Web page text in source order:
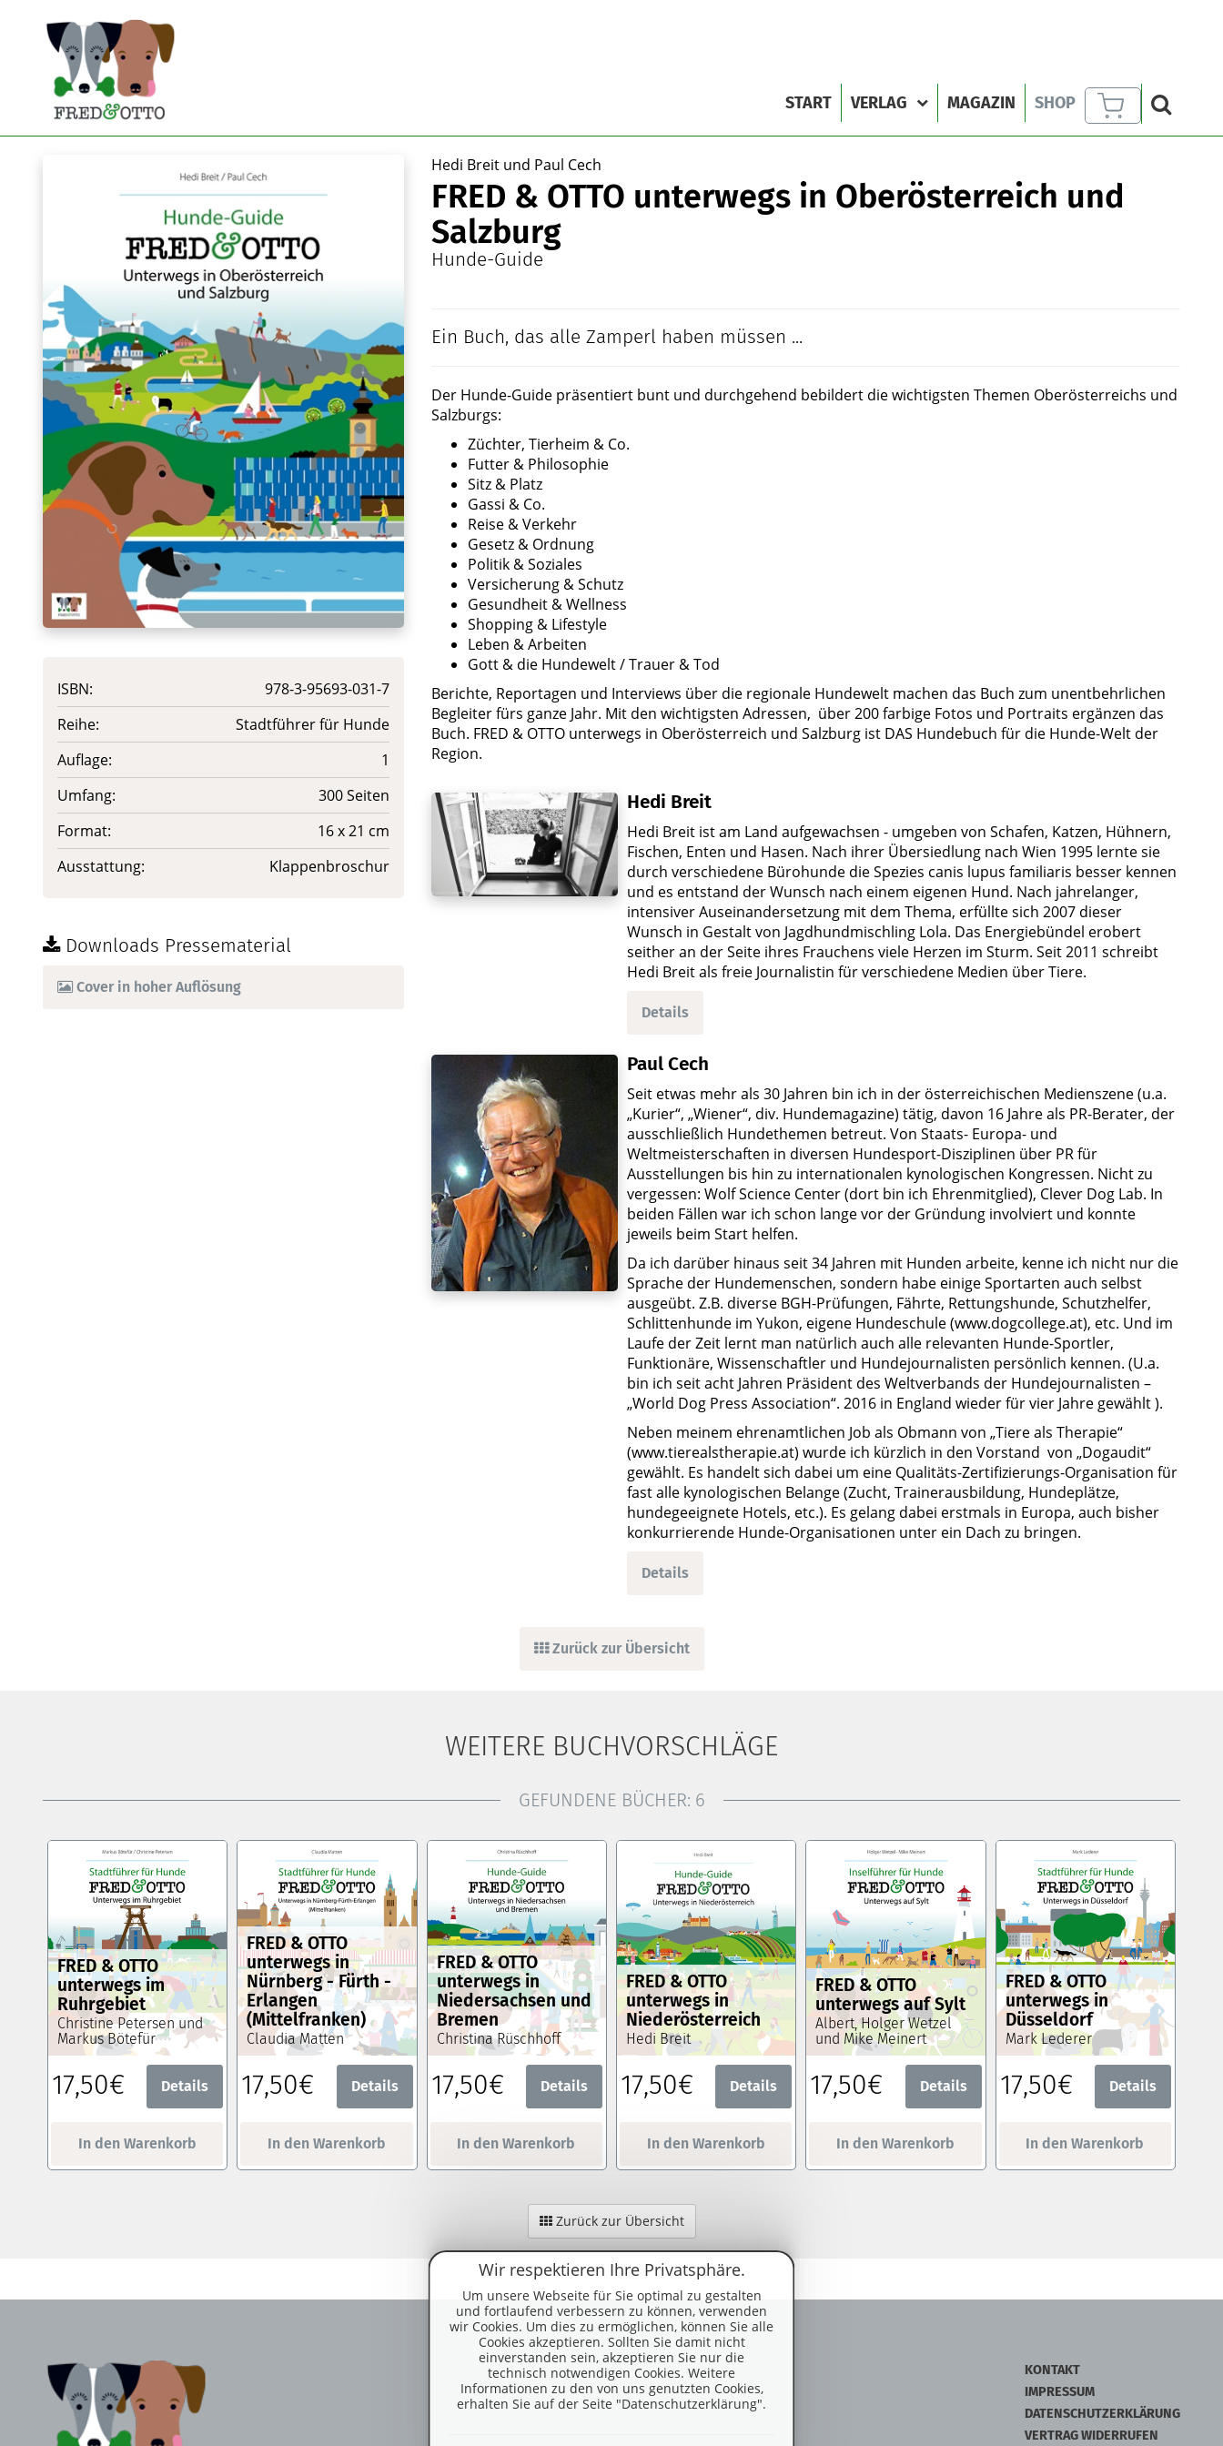
Wir respektieren Ihre Privatsphäre.
Um unsere Webseite für Sie optimal zu gestalten
und fortlaufend verbessern zu können, verwenden
wir Cookies. Um dies zu ermöglichen, können Sie alle
Cookies akzeptieren. Sollten Sie damit nicht
einverstanden sein, akzeptieren Sie nur die
technisch notwendigen Cookies. Weitere
Informationen zu den von uns genutzten Cookies,
erhalten Sie auf der Seite "Datenschutzerklärung".
START VERLAG MAGAZIN SHOP
ISBN:
978-3-95693-031-7
Reihe:
Stadtführer für Hunde
Auflage:
1
Umfang:
300 Seiten
Format:
16 x 21 cm
Ausstattung:
Klappenbroschur
Downloads Pressematerial
Cover in hoher Auflösung
Hedi Breit und Paul Cech
FRED & OTTO unterwegs in Oberösterreich und
Salzburg
Hunde-Guide
Ein Buch, das alle Zamperl haben müssen ...
Der Hunde-Guide präsentiert bunt und durchgehend bebildert die wichtigsten Themen Oberösterreichs und
Salzburgs:
Züchter, Tierheim & Co.
Futter & Philosophie
Sitz & Platz
Gassi & Co.
Reise & Verkehr
Gesetz & Ordnung
Politik & Soziales
Versicherung & Schutz
Gesundheit & Wellness
Shopping & Lifestyle
Leben & Arbeiten
Gott & die Hundewelt / Trauer & Tod
Berichte, Reportagen und Interviews über die regionale Hundewelt machen das Buch zum unentbehrlichen
Begleiter fürs ganze Jahr. Mit den wichtigsten Adressen, über 200 farbige Fotos und Portraits ergänzen das
Buch. FRED & OTTO unterwegs in Oberösterreich und Salzburg ist DAS Hundebuch für die Hunde-Welt der
Region.
Hedi Breit
Hedi Breit ist am Land aufgewachsen - umgeben von Schafen, Katzen, Hühnern,
Fischen, Enten und Hasen. Nach ihrer Übersiedlung nach Wien 1995 lernte sie
durch verschiedene Bürohunde die Spezies canis lupus familiaris besser kennen
und es entstand der Wunsch nach einem eigenen Hund. Nach jahrelanger,
intensiver Auseinandersetzung mit dem Thema, erfüllte sich 2007 dieser
Wunsch in Gestalt von Jagdhundmischling Lola. Das Energiebündel erobert
seither an der Seite ihres Frauchens viele Herzen im Sturm. Seit 2011 schreibt
Hedi Breit als freie Journalistin für verschiedene Medien über Tiere.
Details
Paul Cech
Seit etwas mehr als 30 Jahren bin ich in der österreichischen Medienszene (u.a.
„Kurier“, „Wiener“, div. Hundemagazine) tätig, davon 16 Jahre als PR-Berater, der
ausschließlich Hundethemen betreut. Von Staats- Europa- und
Weltmeisterschaften in diversen Hundesport-Disziplinen über PR für
Ausstellungen bis hin zu internationalen kynologischen Kongressen. Nicht zu
vergessen: Wolf Science Center (dort bin ich Ehrenmitglied), Clever Dog Lab. In
beiden Fällen war ich schon lange vor der Gründung involviert und konnte
jeweils beim Start helfen.
Da ich darüber hinaus seit 34 Jahren mit Hunden arbeite, kenne ich nicht nur die
Sprache der Hundemenschen, sondern habe einige Sportarten auch selbst
ausgeübt. Z.B. diverse BGH-Prüfungen, Fährte, Rettungshunde, Schutzhelfer,
Schlittenhunde im Yukon, eigene Hundeschule (www.dogcollege.at), etc. Und im
Laufe der Zeit lernt man natürlich auch alle relevanten Hunde-Sportler,
Funktionäre, Wissenschaftler und Hundejournalisten persönlich kennen. (U.a.
bin ich seit acht Jahren Präsident des Weltverbands der Hundejournalisten –
„World Dog Press Association“. 2016 in England wieder für vier Jahre gewählt ).
Neben meinem ehrenamtlichen Job als Obmann von „Tiere als Therapie“
(www.tierealstherapie.at) wurde ich kürzlich in den Vorstand von „Dogaudit“
gewählt. Es handelt sich dabei um eine Qualitäts-Zertifizierungs-Organisation für
fast alle kynologischen Belange (Zucht, Trainerausbildung, Hundeplätze,
hundegeeignete Hotels, etc.). Es gelang dabei erstmals in Europa, auch bisher
konkurrierende Hunde-Organisationen unter ein Dach zu bringen.
Details
Zurück zur Übersicht
WEITERE BUCHVORSCHLÄGE
GEFUNDENE BÜCHER: 6
FRED & OTTO
unterwegs im
Ruhrgebiet
Christine Petersen und
Markus Bötefür
17,50€ Details
In den Warenkorb
FRED & OTTO
unterwegs in
Nürnberg - Fürth -
Erlangen
(Mittelfranken)
Claudia Matten
17,50€ Details
In den Warenkorb
FRED & OTTO
unterwegs in
Niedersachsen und
Bremen
Christina Rüschhoff
17,50€ Details
In den Warenkorb
FRED & OTTO
unterwegs in
Niederösterreich
Hedi Breit
17,50€ Details
In den Warenkorb
FRED & OTTO
unterwegs auf Sylt
Albert, Holger Wetzel
und Mike Meinert
17,50€ Details
In den Warenkorb
FRED & OTTO
unterwegs in
Düsseldorf
Mark Lederer
17,50€ Details
In den Warenkorb
Zurück zur Übersicht
KONTAKT
IMPRESSUM
DATENSCHUTZERKLÄRUNG
VERTRAG WIDERRUFEN